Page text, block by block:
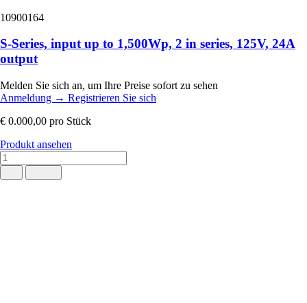
10900164
S-Series, input up to 1,500Wp, 2 in series, 125V, 24A
output
Melden Sie sich an, um Ihre Preise sofort zu sehen
Anmeldung → Registrieren Sie sich
€ 0.000,00 pro Stück
Produkt ansehen